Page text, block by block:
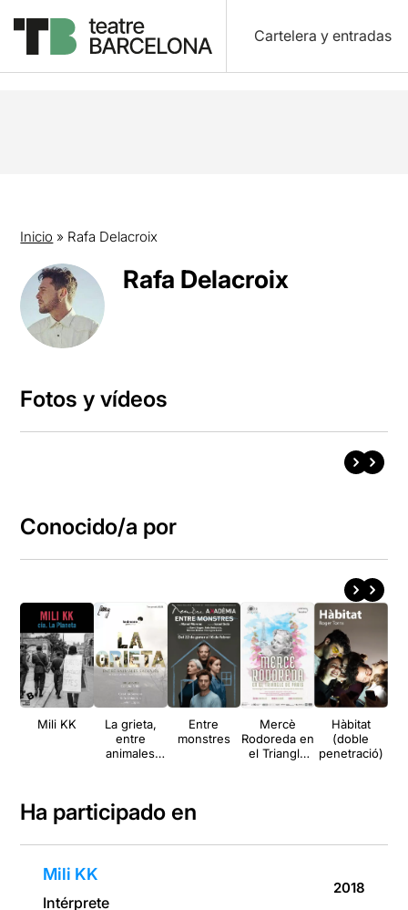
Cartelera y entradas
Inicio » Rafa Delacroix
Rafa Delacroix
Fotos y vídeos
Conocido/a por
Mili KK
La grieta,
entre
animales
Entre
monstres
Mercè
Rodoreda en
el Triangle
Hàbitat
(doble
penetració)
Ha participado en
Mili KK
Intérprete
2018